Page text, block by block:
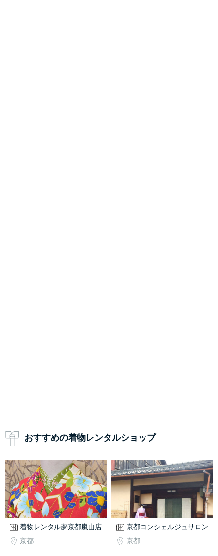
おすすめの着物レンタルショップ
着物レンタル夢京都嵐山店
京都
京都コンシェルジュサロン
京都